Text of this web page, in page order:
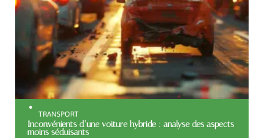
TRANSPORT
Inconvénients d’une voiture hybride : analyse des aspects
moins séduisants